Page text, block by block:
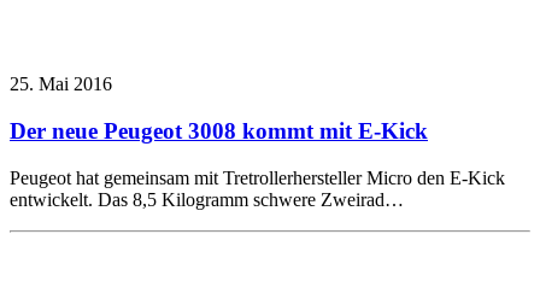
25. Mai 2016
Der neue Peugeot 3008 kommt mit E-Kick
Peugeot hat gemeinsam mit Tretrollerhersteller Micro den E-Kick
entwickelt. Das 8,5 Kilogramm schwere Zweirad…